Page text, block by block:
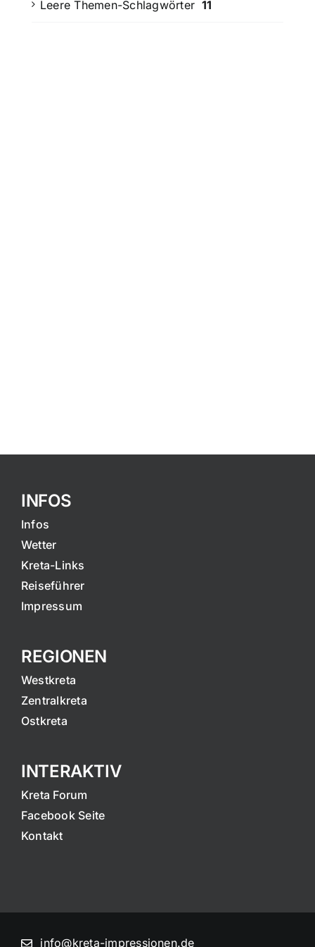
Leere Themen-Schlagwörter 11
INFOS
Infos
Wetter
Kreta-Links
Reiseführer
Impressum
REGIONEN
Westkreta
Zentralkreta
Ostkreta
INTERAKTIV
Kreta Forum
Facebook Seite
Kontakt
info@kreta-impressionen.de